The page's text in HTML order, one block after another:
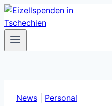
Zum
Inhalt
springen
News Personal